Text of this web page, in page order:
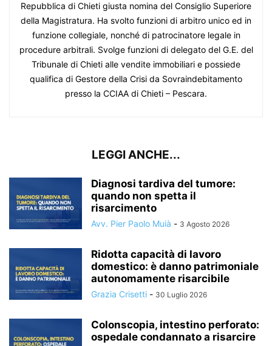
Repubblica di Chieti giusta nomina del Consiglio Superiore
della Magistratura. Ha svolto funzioni di arbitro unico ed in
funzione collegiale, nonché di patrocinatore legale in
procedure arbitrali. Svolge funzioni di delegato del G.E. del
Tribunale di Chieti alle vendite immobiliari e possiede
qualifica di Gestore della Crisi da Sovraindebitamento
presso la CCIAA di Chieti – Pescara.
LEGGI ANCHE...
Diagnosi tardiva del tumore:
quando non spetta il
risarcimento
Avv. Pier Paolo Muià - 3 Agosto 2026
Ridotta capacità di lavoro
domestico: è danno patrimoniale
autonomamente risarcibile
Grazia Crisetti - 30 Luglio 2026
Colonscopia, intestino perforato:
ospedale condannato a risarcire